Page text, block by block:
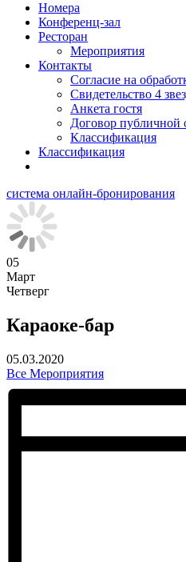
Номера
Конференц-зал
Ресторан
Мероприятия
Контакты
Согласие на
Свидетельство 4
Анкета гостя
Договор публичной
Классификация
Классификация
система онлайн-бронирования
05
Март
Четверг
Караоке-бар
05.03.2020
Все Мероприятия